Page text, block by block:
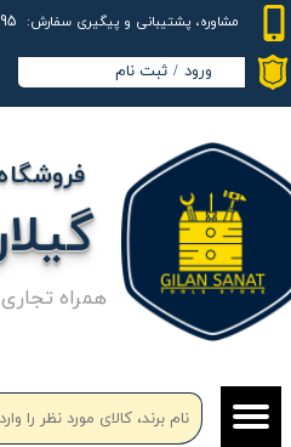
مشاوره، پشتیبانی و پیگیری سفارش:
ورود / ثبت نام
حساب کاربری من
تغییر گذر واژه
سفارشات
خروج از حساب کاربری
فروشگاه
همراه